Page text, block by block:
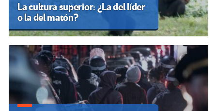
La cultura superior: ¿La del líder
o la del matón?